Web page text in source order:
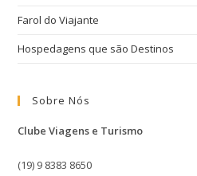
Farol do Viajante
Hospedagens que são Destinos
Sobre Nós
Clube Viagens e Turismo
(19) 9 8383 8650